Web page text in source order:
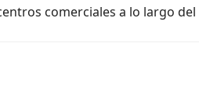
comerciales a lo largo del